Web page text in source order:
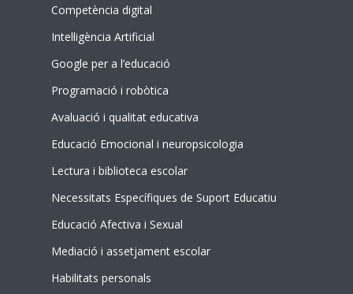
Competència digital
Intel·ligència Artificial
Google per a l’educació
Programació i robòtica
Avaluació i qualitat educativa
Educació Emocional i neuropsicologia
Lectura i biblioteca escolar
Necessitats Específiques de Suport Educatiu
Educació Afectiva i Sexual
Mediació i assetjament escolar
Habilitats personals